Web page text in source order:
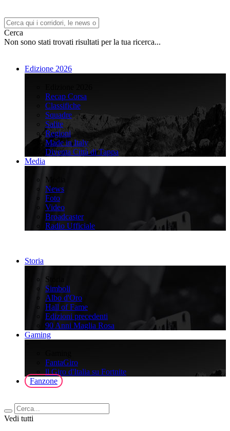
Cerca
Non sono stati trovati risultati per la tua ricerca...
Edizione 2026
Recap Corsa
Classifiche
Squadre
Salite
Regioni
Made in Italy
Diventa Città di Tappa
Media
Media
News
Foto
Video
Broadcaster
Radio Ufficiale
Storia
Storia
Simboli
Albo d'Oro
Hall of Fame
Edizioni precedenti
90 Anni Maglia Rosa
Gaming
FantaGiro
ll Giro d'Italia su Fortnite
Fanzone
Vedi tutti